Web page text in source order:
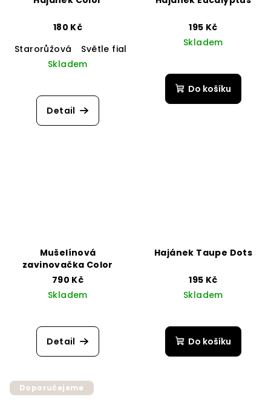
180 Kč
Starorůžová
Světle fialová - BIO Capuccino
Skladem
Detail
195 Kč
Skladem
Do košíku
Mušelínová
zavinovačka Color
790 Kč
Skladem
hodnocení
produktu
5
hvězdiček.
Detail
Hajánek Taupe Dots
195 Kč
Skladem
Do košíku
Doporučejeme